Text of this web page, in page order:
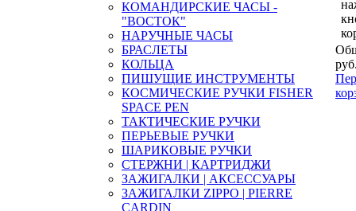
КОМАНДИРСКИЕ ЧАСЫ -
"ВОСТОК"
НАРУЧНЫЕ ЧАСЫ
БРАСЛЕТЫ
КОЛЬЦА
ПИШУЩИЕ ИНСТРУМЕНТЫ
КОСМИЧЕСКИЕ РУЧКИ FISHER
SPACE PEN
ТАКТИЧЕСКИЕ РУЧКИ
ПЕРЬЕВЫЕ РУЧКИ
ШАРИКОВЫЕ РУЧКИ
СТЕРЖНИ | КАРТРИДЖИ
ЗАЖИГАЛКИ | АКСЕССУАРЫ
ЗАЖИГАЛКИ ZIPPO | PIERRE
CARDIN